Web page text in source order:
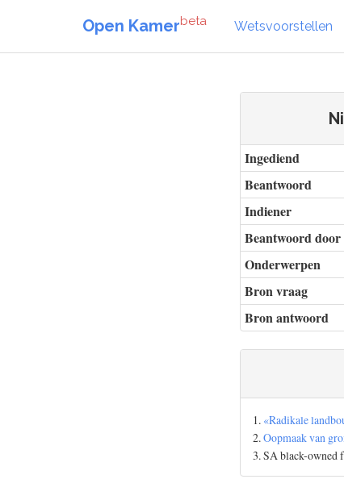
Open Kamerbeta Wetsvoorstellen
Ingediend
Beantwoord
Indiener
Beantwoord door
Onderwerpen
Bron vraag
Bron antwoord
1. «Radikale
2.Oopmaak van
3. SA black-owned